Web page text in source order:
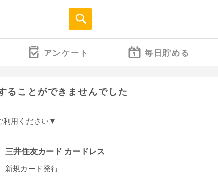
アンケート 毎日貯める
ることができませんでした
利用ください▼
三井住友カード カードレス
新規カード発行